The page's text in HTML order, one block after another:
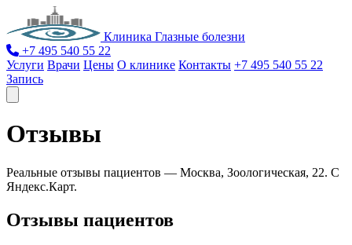
Клиника Глазные болезни
+7 495 540 55 22
Услуги Врачи Цены О клинике Контакты +7 495 540 55 22
Запись
Отзывы
Реальные отзывы пациентов — Москва, Зоологическая, 22. С
Яндекс.Карт.
Отзывы пациентов